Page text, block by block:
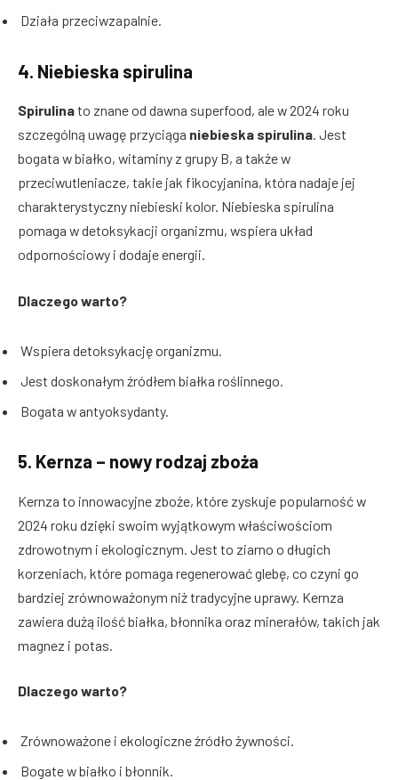
Działa przeciwzapalnie.
4. Niebieska spirulina
Spirulinato znane od dawna superfood, ale w 2024 roku
szczególną uwagę przyciąga niebieska spirulina. Jest
bogata w białko, witaminy z grupy B, a także w
przeciwutleniacze, takie jak fikocyjanina, która nadaje jej
charakterystyczny niebieski kolor. Niebieska spirulina
pomaga w detoksykacji organizmu, wspiera układ
odpornościowy i dodaje energii.
Dlaczego warto?
Wspiera detoksykację organizmu.
Jest doskonałym źródłem białka roślinnego.
Bogata w antyoksydanty.
5. Kernza – nowy rodzaj zboża
Kernza to innowacyjne zboże, które zyskuje popularność w
2024 roku dzięki swoim wyjątkowym właściwościom
zdrowotnym i ekologicznym. Jest to ziarno o długich
korzeniach, które pomaga regenerować glebę, co czyni go
bardziej zrównoważonym niż tradycyjne uprawy. Kernza
zawiera dużą ilość białka, błonnika oraz minerałów, takich jak
magnez i potas.
Dlaczego warto?
Zrównoważone i ekologiczne źródło żywności.
Bogate w białko i błonnik.